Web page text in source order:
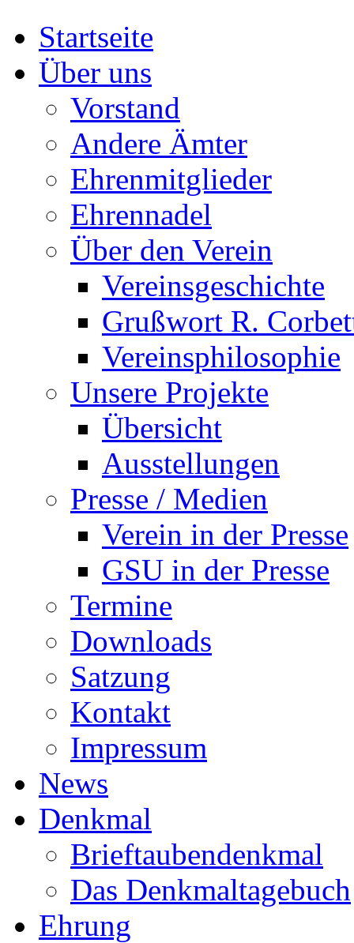
Startseite
Über uns
Vorstand
Andere Ämter
Ehrenmitglieder
Ehrennadel
Über den Verein
Vereinsgeschichte
Grußwort R.
Vereinsphilosophie
Unsere Projekte
Übersicht
Ausstellungen
Presse / Medien
Verein in der Presse
GSU in der Presse
Termine
Downloads
Satzung
Kontakt
Impressum
News
Denkmal
Brieftaubendenkmal
Das Denkmaltagebuch
Ehrung